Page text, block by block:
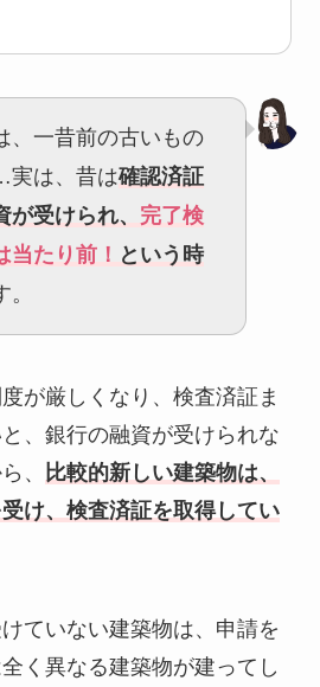
、一昔前の古いもの
実は、昔は確認済証
受けられ、 完了検
当たり前！ という時
が厳しくなり、検査済証ま
、銀行の融資が受けられな
、
比較的新しい建築物は、
け、検査済証を取得してい
ていない建築物は、申請を
く異なる建築物が建ってし